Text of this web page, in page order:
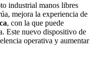
industrial manos libres
mejora la experiencia de
, con la que puede
Este nuevo dispositivo de
operativa y aumentar